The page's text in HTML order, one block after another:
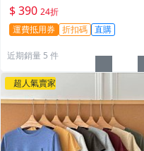
$ 390 24折
運費抵用券 折扣碼 直購
近期銷量 5 件
超人氣賣家